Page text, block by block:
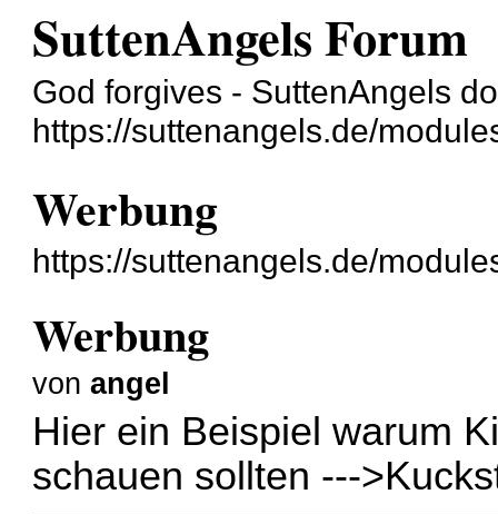
SuttenAngels Forum
God forgives - SuttenAngels
https://suttenangels.de/
Werbung
https://suttenangels.de/
Werbung
vonangel
Hier ein Beispiel warum
schauen sollten --->